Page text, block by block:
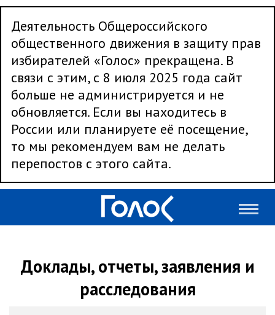
Деятельность Общероссийского
общественного движения в защиту прав
избирателей «Голос» прекращена. В
связи с этим, с 8 июля 2025 года сайт
больше не администрируется и не
обновляется. Если вы находитесь в
России или планируете её посещение,
то мы рекомендуем вам не делать
перепостов с этого сайта.
Доклады, отчеты, заявления и
расследования